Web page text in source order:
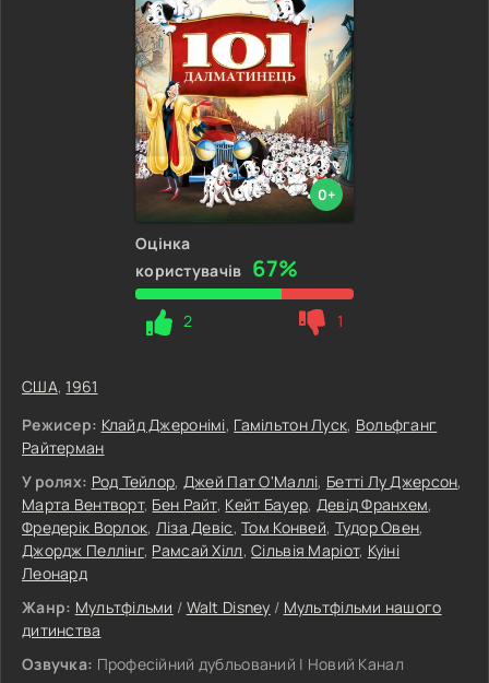
0+
Оцінка
користувачів 67%
2 1
США,1961
Режисер: Клайд Джеронімі, Гамільтон Луск, Вольфганг
Райтерман
У ролях: Род Тейлор, Джей Пат О'Маллі, Бетті Лу Джерсон,
Марта Bентворт, Бен Райт, Кейт Бауер, Девід Франхем,
Фредерік Bорлок, Ліза Девіс,Том Конвей, Тудор Овен,
Джордж Пеллінг, Рамсай Хілл,Сільвія Маріот, Куіні
Леонард
Жанр: Мультфільми / Walt Disney / Мультфільми нашого
дитинства
Озвучка: Професійний дубльований | Новий Канал